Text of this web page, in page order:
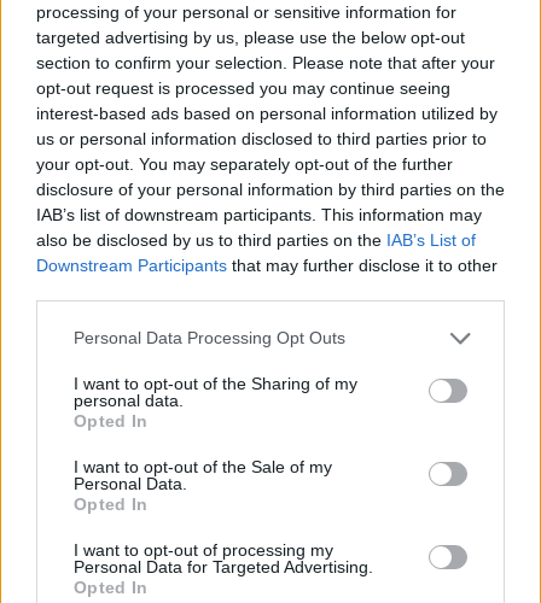
processing of your personal or sensitive information for
targeted advertising by us, please use the below opt-out
section to confirm your selection. Please note that after your
opt-out request is processed you may continue seeing
interest-based ads based on personal information utilized by
us or personal information disclosed to third parties prior to
your opt-out. You may separately opt-out of the further
disclosure of your personal information by third parties on the
IAB’s list of downstream participants. This information may
also be disclosed by us to third parties on the IAB’s List of
Downstream Participants that may further disclose it to other
Personal Data Processing Opt Outs
I want to opt-out of the Sharing of my
personal data.
Opted In
I want to opt-out of the Sale of my
Personal Data.
Opted In
I want to opt-out of processing my
Personal Data for Targeted Advertising.
Opted In
3CD), με φωτογραφίες και ιστορίες από τα
παρασκήνια, και ξεκινά μια παγκόσμια περιοδεία
για να παρουσιάσει το The K&D Sessions ζωντανά
– και η Ελλάδα είναι ένας από τους σταθμούς!
KRUDER & DORFMEISTER - THE K&D SESSIONS
LIVE | Εισιτήρια online! |More.com
Πίσω